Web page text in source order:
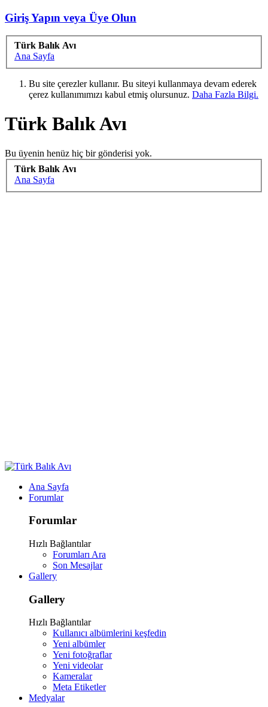
Giriş Yapın veya Üye Olun
Türk Balık Avı
Ana Sayfa
Bu site çerezler kullanır. Bu siteyi kullanmaya devam ederek
çerez kullanımımızı kabul etmiş olursunuz. Daha Fazla Bilgi.
Türk Balık Avı
Bu üyenin henüz hiç bir gönderisi yok.
Türk Balık Avı
Ana Sayfa
Ana Sayfa
Forumlar
Forumlar
Hızlı Bağlantılar
Forumları Ara
Son Mesajlar
Gallery
Gallery
Hızlı Bağlantılar
Kullanıcı albümlerini keşfedin
Yeni albümler
Yeni fotoğraflar
Yeni videolar
Kameralar
Meta Etiketler
Medyalar